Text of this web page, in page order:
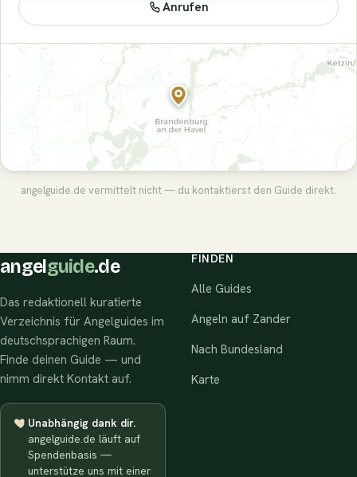
Anrufen
angelguide.de vermittelt nicht — du kontaktierst den Guide direkt.
angel guide.de
Das redaktionell kuratierte
Verzeichnis für Angelguides im
deutschsprachigen Raum.
Finde deinen Guide — und
nimm direkt Kontakt auf.
Unabhängig dank dir.
angelguide.de läuft auf
Spendenbasis —
unterstütze uns mit einer
FINDEN
Alle Guides
Angeln auf Zander
Nach Bundesland
Karte